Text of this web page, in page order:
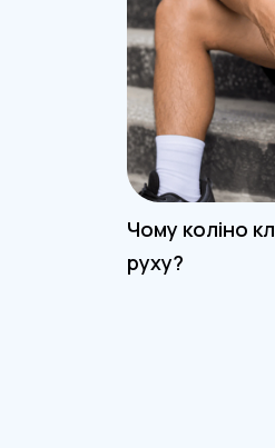
Чому коліно
руху?